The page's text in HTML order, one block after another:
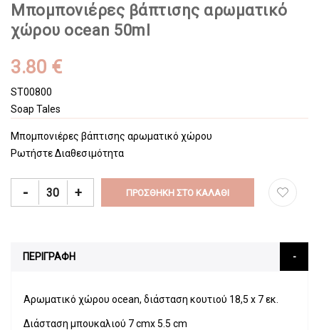
Μπομπονιέρες βάπτισης αρωματικό
χώρου ocean 50ml
3.80 €
ST00800
Soap Tales
Μπομπονιέρες βάπτισης αρωματικό χώρου
Ρωτήστε Διαθεσιμότητα
- + ΠΡΟΣΘΉΚΗ ΣΤΟ ΚΑΛΆΘΙ
ΠΕΡΙΓΡΑΦΗ
Αρωματικό χώρου ocean, διάσταση κουτιού 18,5 x 7 εκ.
Διάσταση μπουκαλιού 7 cmx 5.5 cm